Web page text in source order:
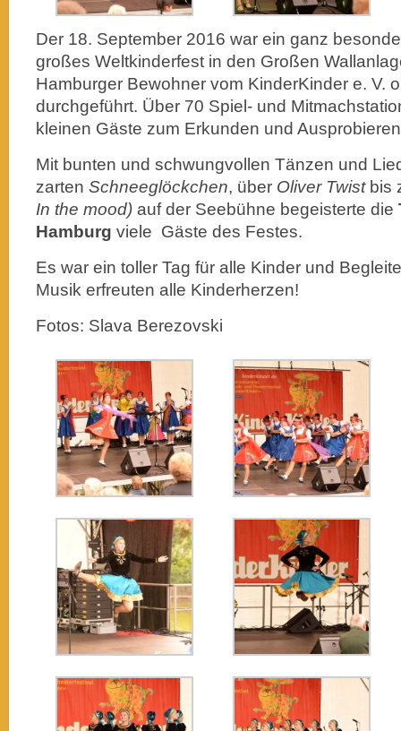
Der 18. September 2016 war ein ganz
großes Weltkinderfest in den Großen
Hamburger Bewohner vom KinderKinder e. V.
durchgeführt. Über 70 Spiel- und
kleinen Gäste zum Erkunden und
Mit bunten und schwungvollen Tänzen und
zarten Schneeglöckchen, über Oliver Twistbis
In the mood) auf der Seebühne begeisterte die
Hamburg viele Gäste des Festes.
Es war ein toller Tag für alle Kinder und
Musik erfreuten alle Kinderherzen!
Fotos: Slava Berezovski